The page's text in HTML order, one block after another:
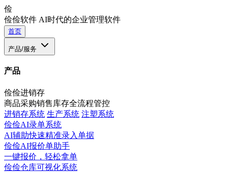
俭
俭俭软件 AI时代的企业管理软件
首页
产品/服务
产品
俭俭进销存
商品采购销售库存全流程管控
进销存系统 生产系统 注塑系统
俭俭AI录单系统
AI辅助快速精准录入单据
俭俭AI报价单助手
一键报价，轻松拿单
俭俭仓库可视化系统